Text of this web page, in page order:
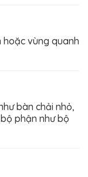
hoặc vùng quanh
bàn chải nhỏ,
phận như bộ